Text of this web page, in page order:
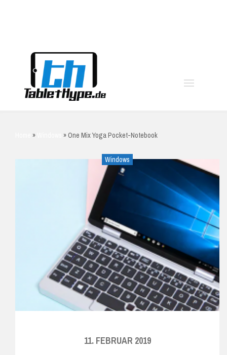
» »One Mix Yoga Pocket-Notebook
Windows
11. FEBRUAR 2019